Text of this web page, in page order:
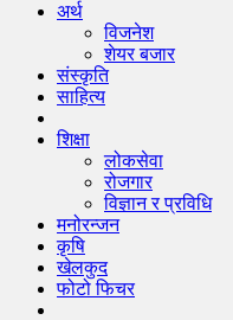
अर्थ
विजनेश
शेयर बजार
संस्कृति
साहित्य
शिक्षा
लोकसेवा
रोजगार
विज्ञान र प्रविधि
मनोरन्जन
कृषि
खेलकुद
फोटो फिचर